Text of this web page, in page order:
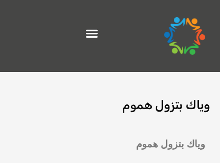
المحتوى
وياك بتزول هموم
وياك بتزول هموم